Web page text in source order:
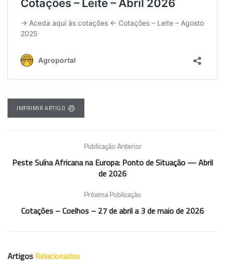
IMPRIMIR ARTIGO
Publicação Anterior
Peste Suína Africana na Europa: Ponto de Situação — Abril
de 2026
Próxima Publicação
Cotações – Coelhos – 27 de abril a 3 de maio de 2026
Artigos Relacionados